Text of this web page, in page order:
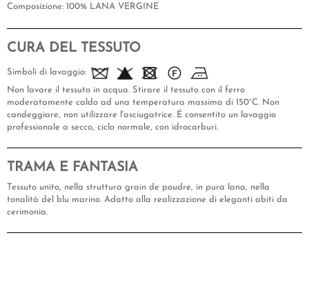
Composizione: 100% LANA VERGINE
CURA DEL TESSUTO
Simboli di lavaggio:
Non lavare il tessuto in acqua. Stirare il tessuto con il ferro
moderatamente caldo ad una temperatura massima di 150°C. Non
candeggiare, non utilizzare l'asciugatrice. É consentito un lavaggio
professionale a secco, ciclo normale, con idrocarburi.
TRAMA E FANTASIA
Tessuto unito, nella struttura grain de poudre, in pura lana, nella
tonalità del blu marino. Adatto alla realizzazione di eleganti abiti da
cerimonia.